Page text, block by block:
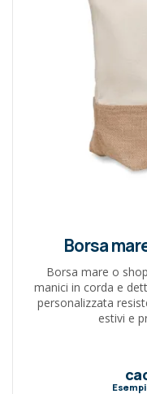
Borsa
Borsa mare o
manici in corda e
personalizzata
estivi e